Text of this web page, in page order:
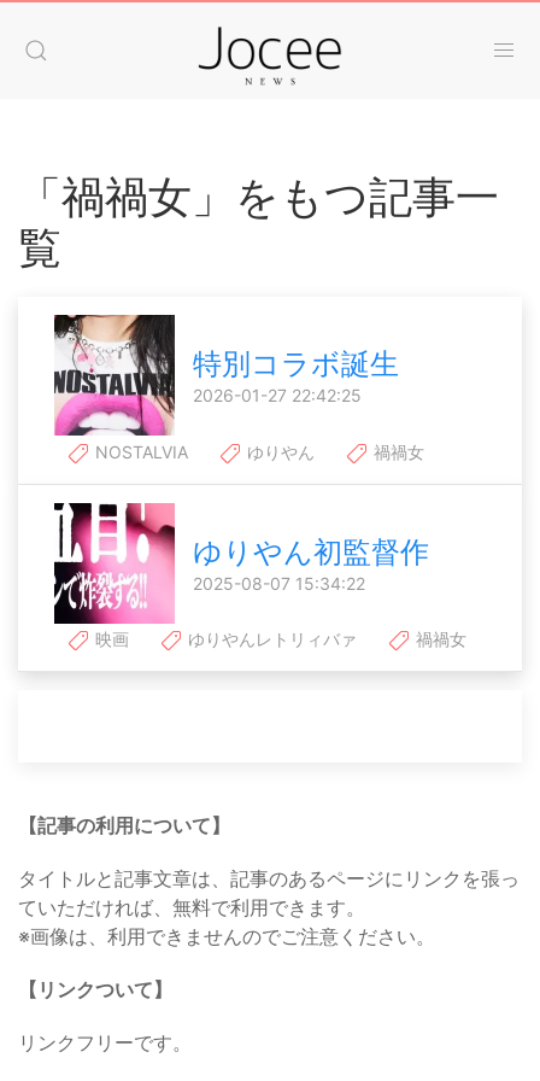
「禍禍女」をもつ記事一
覧
特別コラボ誕生
2026-01-27 22:42:25
NOSTALVIA ゆりやん 禍禍女
ゆりやん初監督作
2025-08-07 15:34:22
映画 ゆりやんレトリィバァ 禍禍女
【記事の利用について】
タイトルと記事文章は、記事のあるページにリンクを張っ
ていただければ、無料で利用できます。
※画像は、利用できませんのでご注意ください。
【リンクついて】
リンクフリーです。